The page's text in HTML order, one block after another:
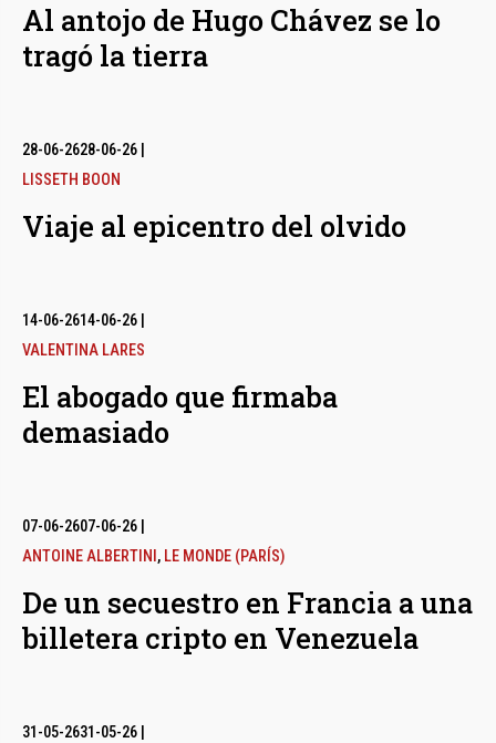
Al antojo de Hugo Chávez se lo
tragó la tierra
28-06-2628-06-26
LISSETH BOON
Viaje al epicentro del olvido
14-06-2614-06-26
VALENTINA LARES
El abogado que firmaba
demasiado
07-06-2607-06-26
ANTOINE ALBERTINI , LE MONDE (PARÍS)
De un secuestro en Francia a una
billetera cripto en Venezuela
31-05-2631-05-26